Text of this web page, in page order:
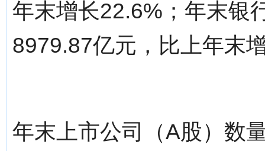
年末增长22.6%；年末银
8979.87亿元，比上年末
年末上市公司（A股）数